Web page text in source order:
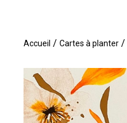
Accueil / Cartes à planter /